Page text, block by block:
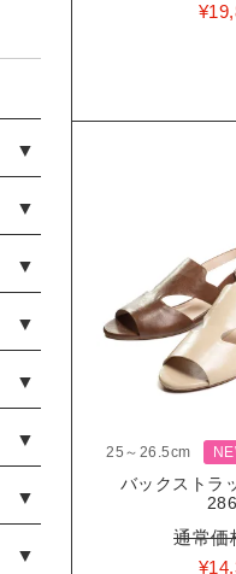
¥
25～26.5cm
バックストラ
通常価
¥